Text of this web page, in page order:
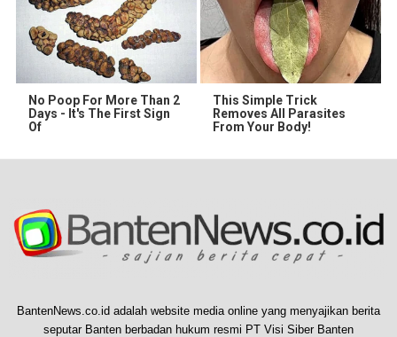
No Poop For More Than 2
Days - It's The First Sign
Of
This Simple Trick
Removes All Parasites
From Your Body!
BantenNews.co.id adalah website media online yang menyajikan berita
seputar Banten berbadan hukum resmi PT Visi Siber Banten